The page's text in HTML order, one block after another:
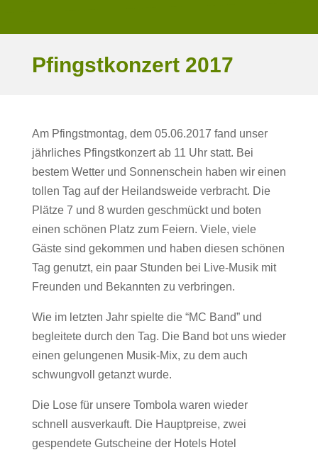
Pfingstkonzert 2017
Am Pfingstmontag, dem 05.06.2017 fand unser
jährliches Pfingstkonzert ab 11 Uhr statt. Bei
bestem Wetter und Sonnenschein haben wir einen
tollen Tag auf der Heilandsweide verbracht. Die
Plätze 7 und 8 wurden geschmückt und boten
einen schönen Platz zum Feiern. Viele, viele
Gäste sind gekommen und haben diesen schönen
Tag genutzt, ein paar Stunden bei Live-Musik mit
Freunden und Bekannten zu verbringen.
Wie im letzten Jahr spielte die “MC Band” und
begleitete durch den Tag. Die Band bot uns wieder
einen gelungenen Musik-Mix, zu dem auch
schwungvoll getanzt wurde.
Die Lose für unsere Tombola waren wieder
schnell ausverkauft. Die Hauptpreise, zwei
gespendete Gutscheine der Hotels Hotel